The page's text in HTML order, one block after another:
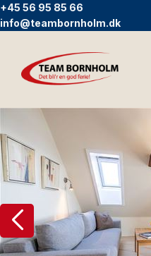
+45 56 95 85 66
info@teambornholm.dk